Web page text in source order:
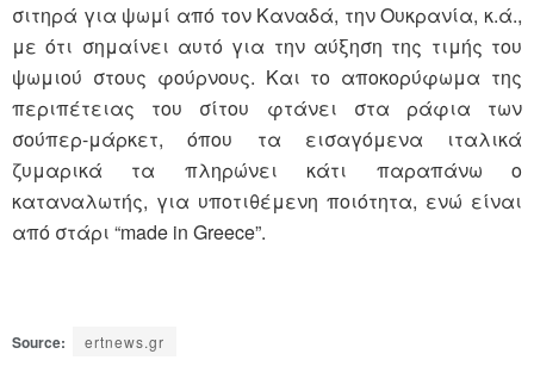
σιτηρά για ψωμί από τον Καναδά, την Ουκρανία, κ.ά.,
με ότι σημαίνει αυτό για την αύξηση της τιμής του
ψωμιού στους φούρνους. Και το αποκορύφωμα της
περιπέτειας του σίτου φτάνει στα ράφια των
σούπερ-μάρκετ, όπου τα εισαγόμενα ιταλικά
ζυμαρικά τα πληρώνει κάτι παραπάνω ο
καταναλωτής, για υποτιθέμενη ποιότητα, ενώ είναι
από στάρι “made in Greece”.
Source: ertnews.gr